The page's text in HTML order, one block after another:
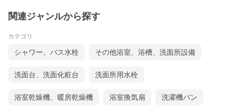
関連ジャンルから探す
カテゴリ
シャワー、バス水栓 その他浴室、浴槽、洗面所設備
洗面台、洗面化粧台 洗面所用水栓
浴室乾燥機、暖房乾燥機 浴室換気扇 洗濯機パン